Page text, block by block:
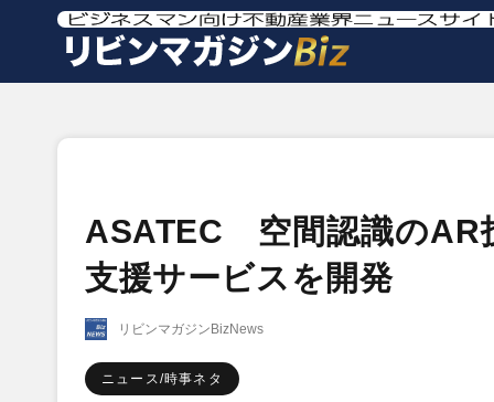
ASATEC 空間認識のAR
支援サービスを開発
リビンマガジンBizNews
ニュース/時事ネタ